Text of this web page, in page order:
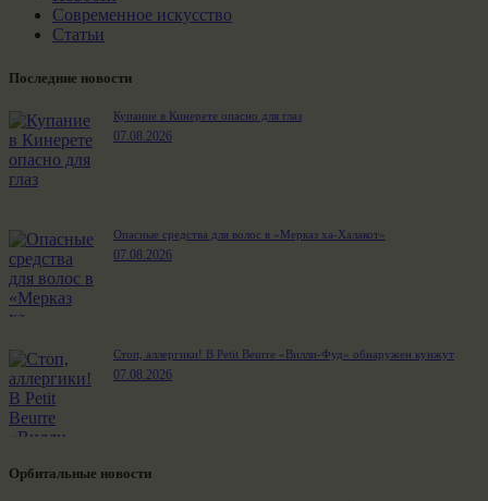
Современное искусство
Статьи
Последние новости
Купание в Кинерете опасно для глаз
07.08.2026
Опасные средства для волос в «Мерказ ха-Халакот»
07.08.2026
Стоп, аллергики! В Petit Beurre «Вилли-Фуд» обнаружен кунжут
07.08.2026
Орбитальные новости